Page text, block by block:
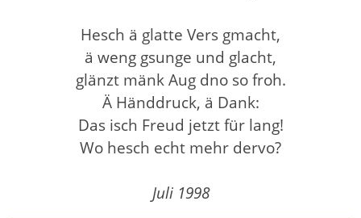
Hesch ä glatte Vers gmacht,
ä weng gsunge und glacht,
glänzt mänk Aug dno so froh.
Ä Händdruck, ä Dank:
Das isch Freud jetzt für lang!
Wo hesch echt mehr dervo?
Juli 1998